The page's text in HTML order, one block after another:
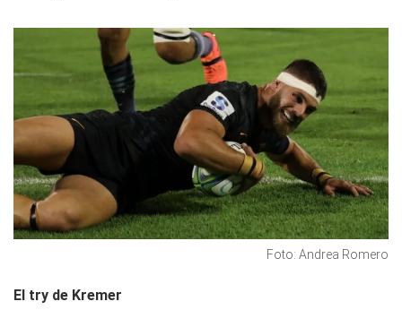
Foto: Andrea Romero
El try de Kremer